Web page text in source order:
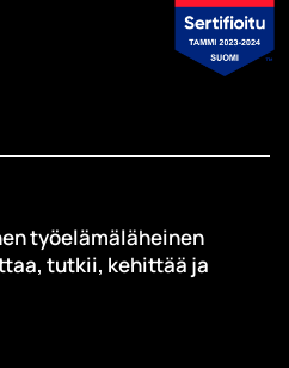
työelämäläheinen
tutkii, kehittää ja